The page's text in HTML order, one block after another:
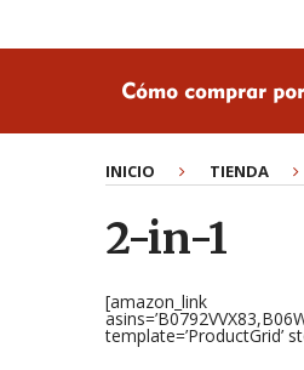
INICIO TIENDA
2-in-1
[amazon_link
template=’ProductGrid’